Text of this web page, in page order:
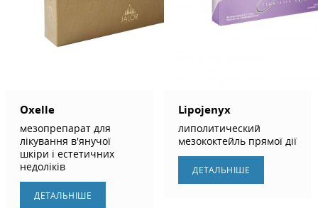
Oxelle
мезопрепарат для
лікування в'янучої
шкіри і естетичних
недоліків
ДЕТАЛЬНIШЕ
Lipojenyx
липолитический
мезококтейль прямої дії
ДЕТАЛЬНIШЕ